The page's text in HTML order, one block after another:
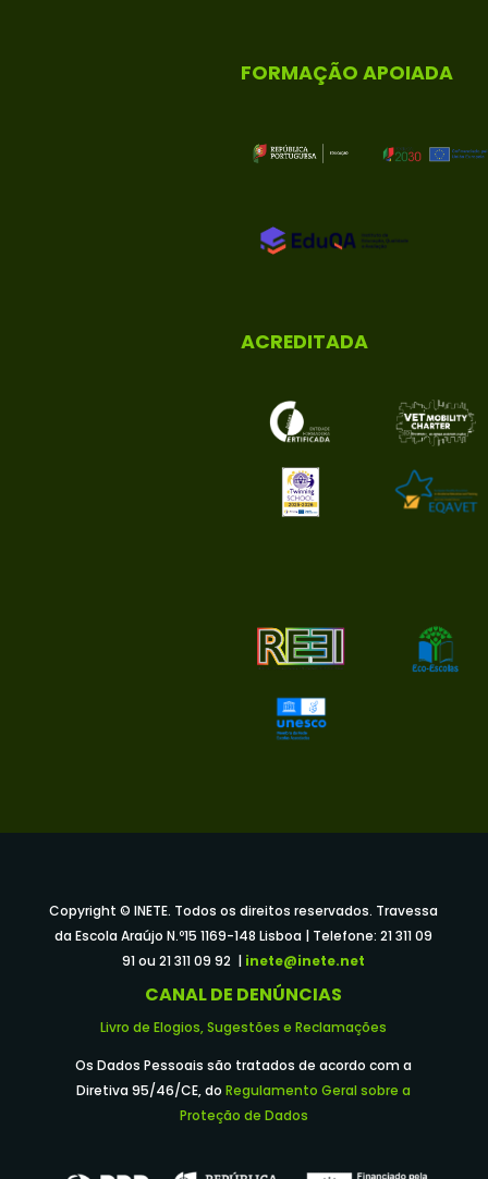
FORMAÇÃO APOIADA
ACREDITADA
Copyright © INETE. Todos os direitos reservados. Travessa
da Escola Araújo N.º15 1169-148 Lisboa | Telefone: 21 311 09
91 ou 21 311 09 92 | inete@inete.net
CANAL DE DENÚNCIAS
Livro de Elogios, Sugestões e Reclamações
Os Dados Pessoais são tratados de acordo com a
Diretiva 95/46/CE, doRegulamento Geral sobre a
Proteção de Dados